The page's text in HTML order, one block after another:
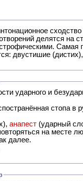
двустишие
ударного и
стопа в
анапест (ударный
на месте
далее.